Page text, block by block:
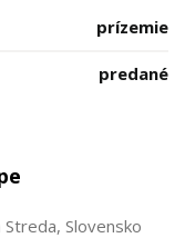
prízemie
predané
Slovensko